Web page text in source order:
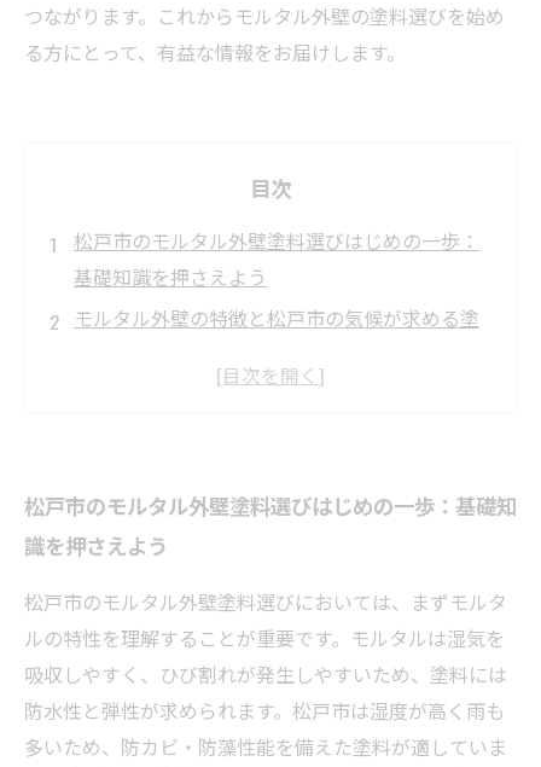
つながります。これからモルタル外壁の塗料選びを始め
る方にとって、有益な情報をお届けします。
目次
松戸市のモルタル外壁塗料選びはじめの一歩：
基礎知識を押さえよう
モルタル外壁の特徴と松戸市の気候が求める塗
種類別に比較！松戸市で人気のモルタル外壁用
い塗料選びポイント
成功する外壁塗装計画：松戸市のモルタル外壁
を守る最適塗料選択の結論
知って得する！モルタル外壁塗料の耐久性と美
観を両立させる裏技
松戸市の住宅を守る最新塗料トレンドとメンテ
ナンスのコツ
松戸市のモルタル外壁塗料選びはじめの一歩：基礎知
識を押さえよう
松戸市のモルタル外壁塗料選びにおいては、まずモルタ
ルの特性を理解することが重要です。モルタルは湿気を
吸収しやすく、ひび割れが発生しやすいため、塗料には
防水性と弾性が求められます。松戸市は湿度が高く雨も
多いため、防カビ・防藻性能を備えた塗料が適していま